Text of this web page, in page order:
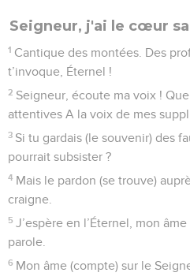
Au fond de la détresse
1 Cantique des montées.
jeunesse, – Qu’Israël le dise ! –
2 Souvent ils m’ont attaqué dès
pas emporté sur moi.
3 Des laboureurs ont labouré
longs sillons.
4 L’Éternel est juste : Il a
5 Qu’ils soient honteux et qu’ils
de la haine pour Sion !
6 Qu’ils soient comme l’herbe
qu’on l’arrache !